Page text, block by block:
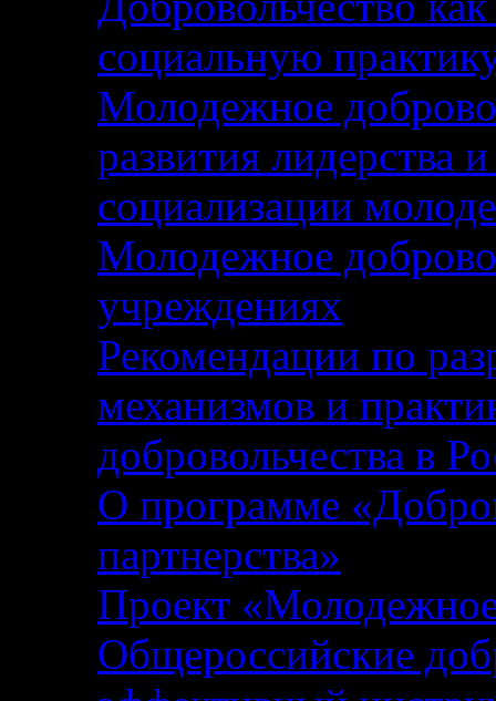
социальную
Молодежное
развития лидерства
социализации
Молодежное
учреждениях
Рекомендации по
механизмов и
добровольчества в
О программе
партнерства»
Проект «Молодежное
Общероссийские